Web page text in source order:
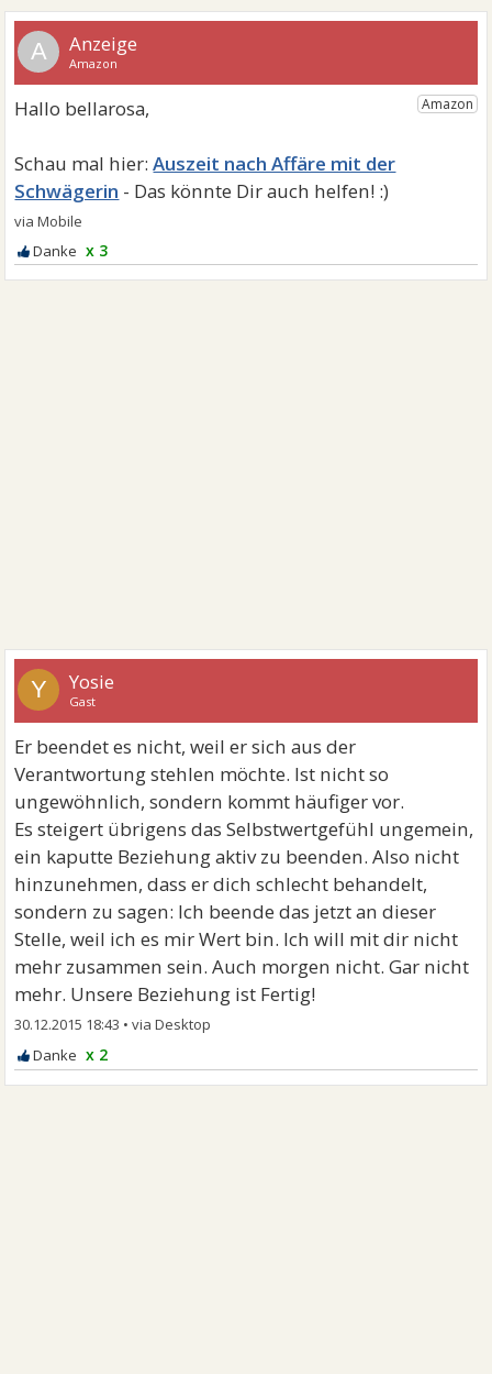
A
Auszeit nach Affäre mit der
Schwägerin
x 3
Y Yosie
Gast
Er beendet es nicht, weil er sich aus der
Verantwortung stehlen möchte. Ist nicht so
ungewöhnlich, sondern kommt häufiger vor.
Es steigert übrigens das Selbstwertgefühl ungemein,
ein kaputte Beziehung aktiv zu beenden. Also nicht
hinzunehmen, dass er dich schlecht behandelt,
sondern zu sagen: Ich beende das jetzt an dieser
Stelle, weil ich es mir Wert bin. Ich will mit dir nicht
mehr zusammen sein. Auch morgen nicht. Gar nicht
mehr. Unsere Beziehung ist Fertig!
30.12.2015 18:43 •
x 2